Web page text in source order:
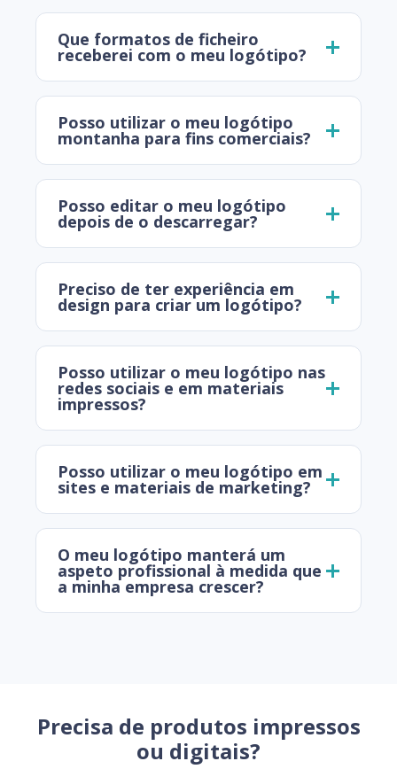
Que formatos de ficheiro
receberei com o meu logótipo?
Posso utilizar o meu logótipo
montanha para fins comerciais?
Posso editar o meu logótipo
depois de o descarregar?
Preciso de ter experiência em
design para criar um logótipo?
Posso utilizar o meu logótipo nas
redes sociais e em materiais
impressos?
Posso utilizar o meu logótipo em
sites e materiais de marketing?
O meu logótipo manterá um
aspeto profissional à medida que
a minha empresa crescer?
Precisa de produtos impressos
ou digitais?